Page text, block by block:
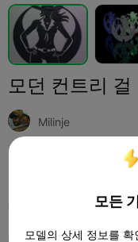
모던 컨트리 걸
Milinje
추가하다
K2 Plus
모든
모델의 상세 정보를